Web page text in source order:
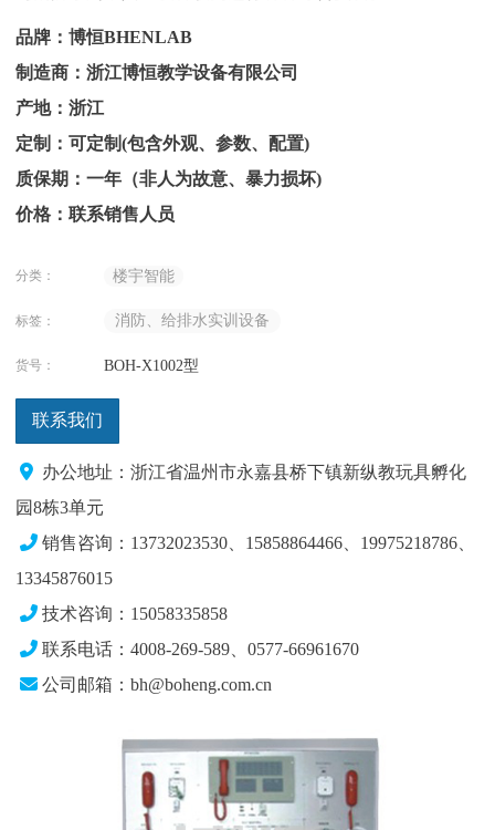
品牌：博恒BHENLAB
制造商：浙江博恒教学设备有限公司
产地：浙江
定制：可定制(包含外观、参数、配置)
质保期：一年（非人为故意、暴力损坏)
价格：联系销售人员
分类： 楼宇智能
标签： 消防、给排水实训设备
货号： BOH-X1002型
联系我们
办公地址：浙江省温州市永嘉县桥下镇新纵教玩具孵化
园8栋3单元
销售咨询：13732023530、15858864466、19975218786
13345876015
技术咨询：15058335858
联系电话：4008-269-589、0577-66961670
公司邮箱：bh@boheng.com.cn